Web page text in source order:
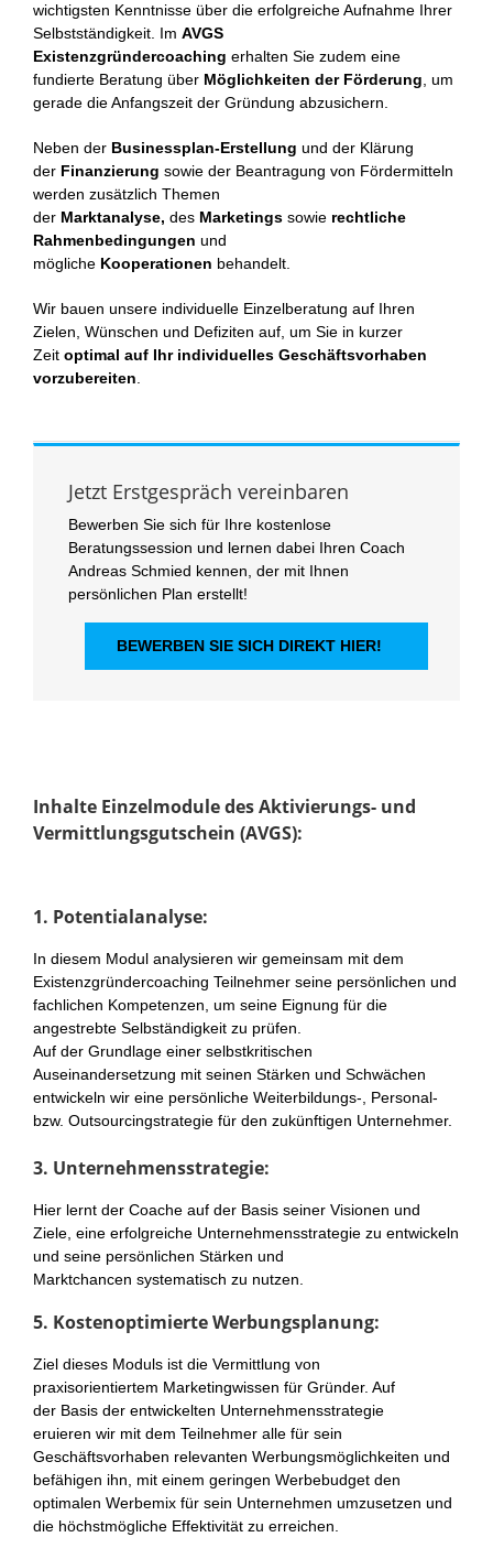
wichtigsten Kenntnisse über die erfolgreiche Aufnahme Ihrer
Selbstständigkeit. Im AVGS
Existenzgründercoaching erhalten Sie zudem eine
fundierte Beratung über Möglichkeiten der Förderung , um
gerade die Anfangszeit der Gründung abzusichern.
Neben der Businessplan-Erstellung und der Klärung
der Finanzierung sowie der Beantragung von Fördermitteln
werden zusätzlich Themen
der Marktanalyse, des Marketings sowie rechtliche
Rahmenbedingungen und
mögliche Kooperationen behandelt.
Wir bauen unsere individuelle Einzelberatung auf Ihren
Zielen, Wünschen und Defiziten auf, um Sie in kurzer
Zeit optimal auf Ihr individuelles Geschäftsvorhaben
vorzubereiten
Jetzt Erstgespräch vereinbaren
Bewerben Sie sich für Ihre kostenlose
Beratungssession und lernen dabei Ihren Coach
Andreas Schmied kennen, der mit Ihnen
persönlichen Plan erstellt!
BEWERBEN SIE SICH DIREKT HIER!
Inhalte Einzelmodule des Aktivierungs- und
Vermittlungsgutschein (AVGS):
1. Potentialanalyse:
In diesem Modul analysieren wir gemeinsam mit dem
Existenzgründercoaching Teilnehmer seine persönlichen und
fachlichen Kompetenzen, um seine Eignung für die
angestrebte Selbständigkeit zu prüfen.
Auf der Grundlage einer selbstkritischen
Auseinandersetzung mit seinen Stärken und Schwächen
entwickeln wir eine persönliche Weiterbildungs-, Personal-
bzw. Outsourcingstrategie für den zukünftigen Unternehmer.
3. Unternehmensstrategie:
Hier lernt der Coache auf der Basis seiner Visionen und
Ziele, eine erfolgreiche Unternehmensstrategie zu entwickeln
und seine persönlichen Stärken und
Marktchancen systematisch zu nutzen.
5. Kostenoptimierte Werbungsplanung:
Ziel dieses Moduls ist die Vermittlung von
praxisorientiertem Marketingwissen für Gründer. Auf
der Basis der entwickelten Unternehmensstrategie
eruieren wir mit dem Teilnehmer alle für sein
Geschäftsvorhaben relevanten Werbungsmöglichkeiten und
befähigen ihn, mit einem geringen Werbebudget den
optimalen Werbemix für sein Unternehmen umzusetzen und
die höchstmögliche Effektivität zu erreichen.